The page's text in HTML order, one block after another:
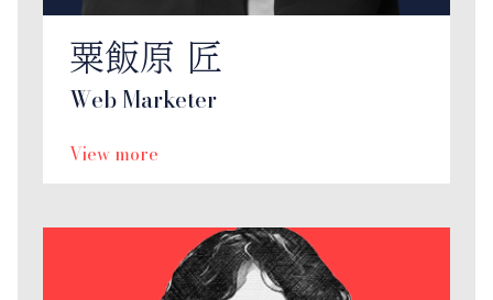
粟飯原 匠
Web Marketer
View more